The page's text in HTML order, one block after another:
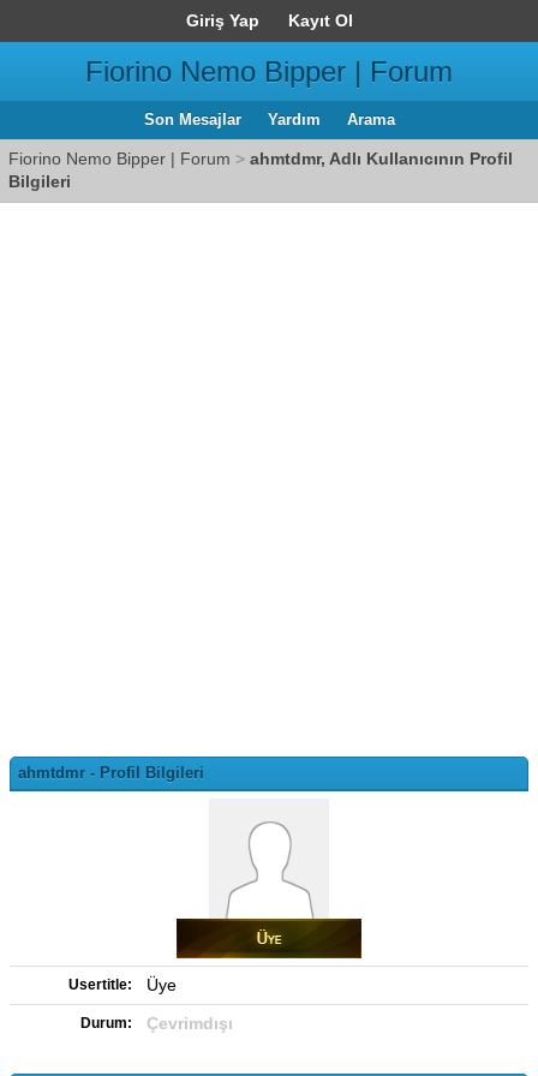
Giriş Yap Kayıt Ol
Fiorino Nemo Bipper | Forum
Son Mesajlar Yardım Arama
Fiorino Nemo Bipper | Forum > ahmtdmr, Adlı Kullanıcının Profil
Bilgileri
ahmtdmr - Profil Bilgileri
Usertitle: Üye
Durum: Çevrimdışı